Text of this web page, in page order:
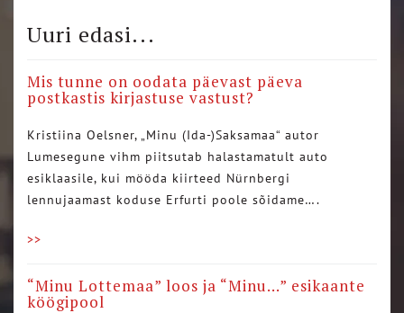
Uuri edasi...
Mis tunne on oodata päevast päeva
postkastis kirjastuse vastust?
Kristiina Oelsner, „Minu (Ida-)Saksamaa“ autor
Lumesegune vihm piitsutab halastamatult auto
esiklaasile, kui mööda kiirteed Nürnbergi
lennujaamast koduse Erfurti poole sõidame….
>>
“Minu Lottemaa” loos ja “Minu…” esikaante
köögipool